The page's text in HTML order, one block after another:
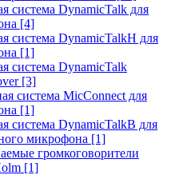
система DynamicTalk для
[4]
система DynamicTalkH для
[1]
система DynamicTalk
[3]
система MicConnect для
[1]
система DynamicTalkB для
микрофона [1]
громкоговорители
[1]